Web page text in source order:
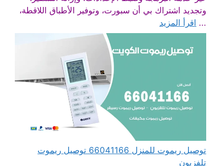
وتجديد اشتراك بي أن سبورت، وتوفير الأطباق اللاقطة،
... اقرأ المزيد
توصيل ريموت للمنزل 66041166 توصيل ريموت
تلفزيون